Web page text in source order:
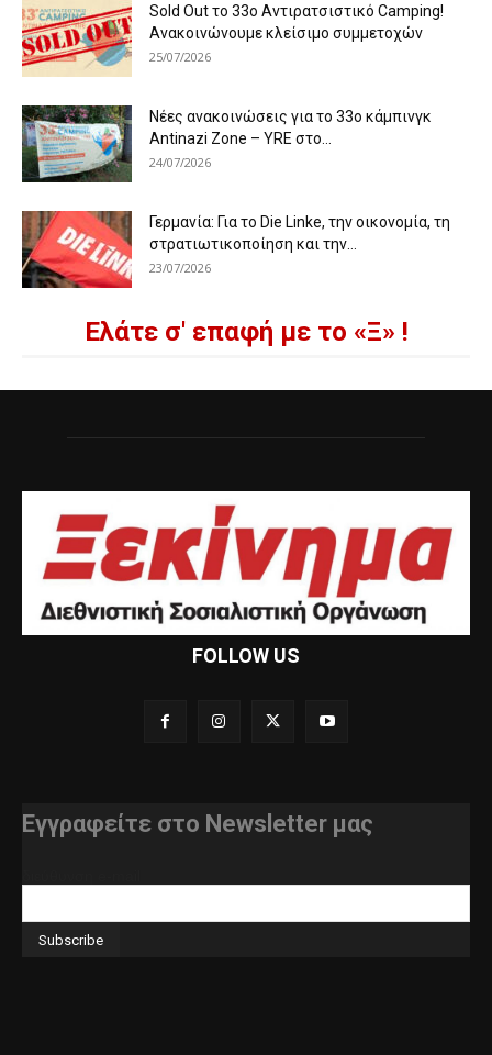
Sold Out το 33ο Αντιρατσιστικό Camping!
Ανακοινώνουμε κλείσιμο συμμετοχών
25/07/2026
Νέες ανακοινώσεις για το 33ο κάμπινγκ
Antinazi Zone – YRE στο...
24/07/2026
Γερμανία: Για το Die Linke, την οικονομία, τη
στρατιωτικοποίηση και την...
23/07/2026
Ελάτε σ' επαφή με το «Ξ» !
FOLLOW US
Εγγραφείτε στο Newsletter μας